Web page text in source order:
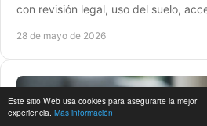
Este sitio Web usa cookies para asegurarte la mejor
experiencia. Más información
con revisión legal, uso del suelo,
28 de mayo de 2026